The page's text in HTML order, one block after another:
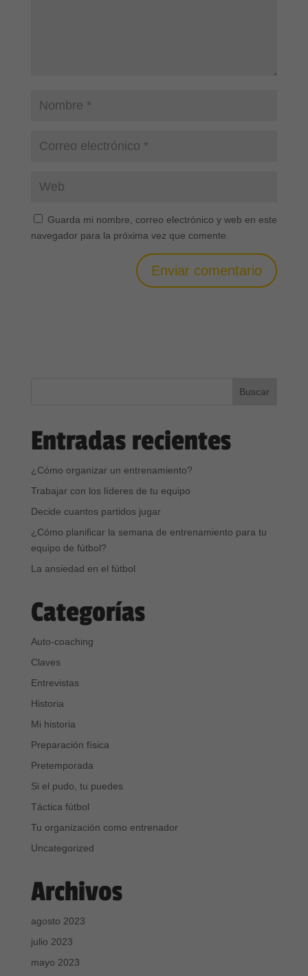
Guarda mi nombre, correo electrónico y web en este
navegador para la próxima vez que comente.
Entradas recientes
¿Cómo organizar un entrenamiento?
Trabajar con los líderes de tu equipo
Decide cuantos partidos jugar
¿Cómo planificar la semana de entrenamiento para tu
equipo de fútbol?
La ansiedad en el fútbol
Categorías
Auto-coaching
Claves
Entrevistas
Historia
Mi historia
Preparación física
Pretemporada
Si el pudo, tu puedes
Táctica fútbol
Tu organización como entrenador
Uncategorized
Archivos
agosto 2023
julio 2023
mayo 2023